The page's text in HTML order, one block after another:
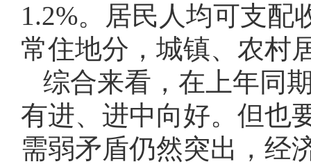
1.2%。居民人均可支配
常住地分，城镇、农村
综合来看，在上年同
有进、进中向好。但也
需弱矛盾仍然突出，经